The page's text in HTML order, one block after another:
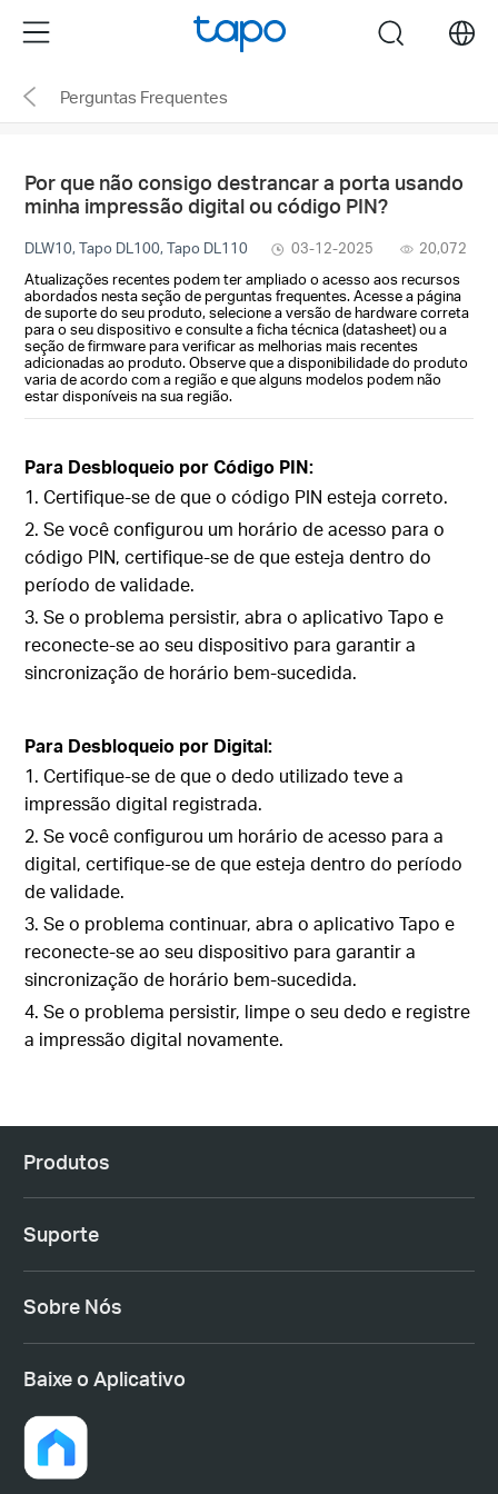
the
navigation
Menu search
Perguntas Frequentes
Por que não consigo destrancar a porta usando
minha impressão digital ou código PIN?
DLW10, Tapo DL100, Tapo DL110 03-12-2025
20,072
Atualizações recentes podem ter ampliado o acesso aos recursos
abordados nesta seção de perguntas frequentes. Acesse a página
de suporte do seu produto, selecione a versão de hardware correta
para o seu dispositivo e consulte a ficha técnica (datasheet) ou a
seção de firmware para verificar as melhorias mais recentes
adicionadas ao produto. Observe que a disponibilidade do produto
varia de acordo com a região e que alguns modelos podem não
estar disponíveis na sua região.
Para Desbloqueio por Código PIN:
1. Certifique-se de que o código PIN esteja correto.
2. Se você configurou um horário de acesso para o
código PIN, certifique-se de que esteja dentro do
período de validade.
3. Se o problema persistir, abra o aplicativo Tapo e
reconecte-se ao seu dispositivo para garantir a
sincronização de horário bem-sucedida.
Para Desbloqueio por Digital:
1. Certifique-se de que o dedo utilizado teve a
impressão digital registrada.
2. Se você configurou um horário de acesso para a
digital, certifique-se de que esteja dentro do período
de validade.
3. Se o problema continuar, abra o aplicativo Tapo e
reconecte-se ao seu dispositivo para garantir a
sincronização de horário bem-sucedida.
4. Se o problema persistir, limpe o seu dedo e registre
a impressão digital novamente.
Produtos
Suporte
Sobre Nós
Baixe o Aplicativo